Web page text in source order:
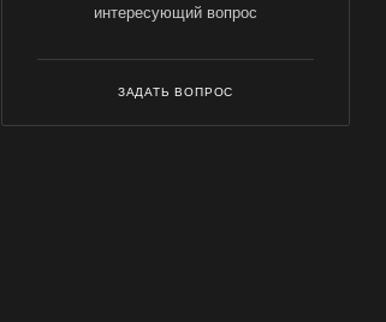
интересующий вопрос
ЗАДАТЬ ВОПРОС